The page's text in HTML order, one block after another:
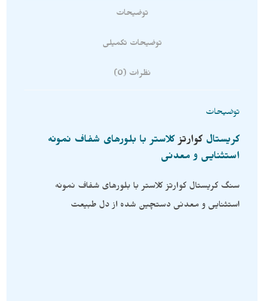
توضیحات
توضیحات تکمیلی
نظرات (0)
توضیحات
کریستال کوارتز کلاستر با بلورهای شفاف نمونه
استثنایی و معدنی
سنگ کریستال کوارتز کلاستر با بلورهای شفاف نمونه
استثنایی و معدنی دستچین شده از دل طبیعت